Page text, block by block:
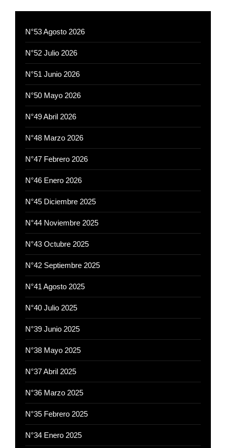
N°53 Agosto 2026
N°52 Julio 2026
N°51 Junio 2026
N°50 Mayo 2026
N°49 Abril 2026
N°48 Marzo 2026
N°47 Febrero 2026
N°46 Enero 2026
N°45 Diciembre 2025
N°44 Noviembre 2025
N°43 Octubre 2025
N°42 Septiembre 2025
N°41 Agosto 2025
N°40 Julio 2025
N°39 Junio 2025
N°38 Mayo 2025
N°37 Abril 2025
N°36 Marzo 2025
N°35 Febrero 2025
N°34 Enero 2025